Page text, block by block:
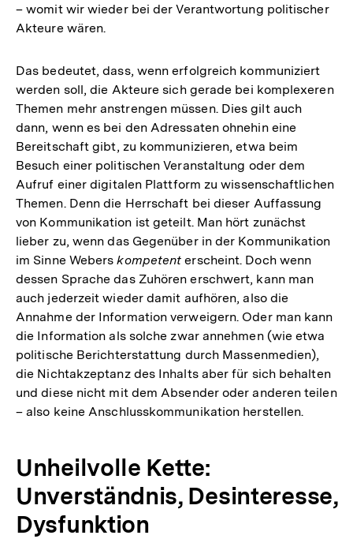
– womit wir wieder bei der Verantwortung politischer
Akteure wären.
Das bedeutet, dass, wenn erfolgreich kommuniziert
werden soll, die Akteure sich gerade bei komplexeren
Themen mehr anstrengen müssen. Dies gilt auch
dann, wenn es bei den Adressaten ohnehin eine
Bereitschaft gibt, zu kommunizieren, etwa beim
Besuch einer politischen Veranstaltung oder dem
Aufruf einer digitalen Plattform zu wissenschaftlichen
Themen. Denn die Herrschaft bei dieser Auffassung
von Kommunikation ist geteilt. Man hört zunächst
lieber zu, wenn das Gegenüber in der Kommunikation
im Sinne Weberskompetent erscheint. Doch wenn
dessen Sprache das Zuhören erschwert, kann man
auch jederzeit wieder damit aufhören, also die
Annahme der Information verweigern. Oder man kann
die Information als solche zwar annehmen (wie etwa
politische Berichterstattung durch Massenmedien),
die Nichtakzeptanz des Inhalts aber für sich behalten
und diese nicht mit dem Absender oder anderen teilen
– also keine Anschlusskommunikation herstellen.
Unheilvolle Kette:
Unverständnis, Desinteresse,
Dysfunktion